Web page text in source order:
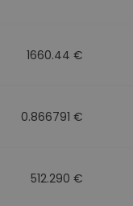
1660.44 €
0.866791 €
512.290 €